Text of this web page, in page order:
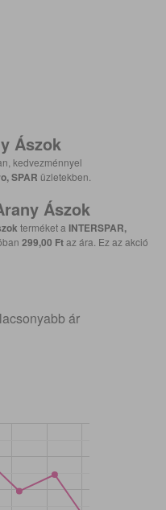
Ászok
kedvezménnyel
SPAR üzletekben.
Ászok
terméket a INTERSPAR,
299,00 Ftaz ára. Ez az akció
ár